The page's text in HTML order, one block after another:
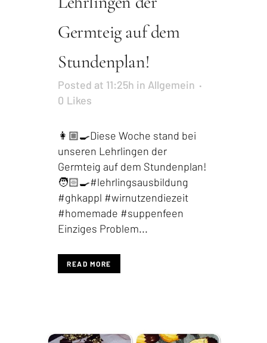
Germteig auf dem
Stundenplan!
Posted at 11:25h in Allgemein
0 Likes
👩🏼‍🍳Diese Woche stand bei
unseren Lehrlingen der
Germteig auf dem Stundenplan!
🧑🏻‍🍳#lehrlingsausbildung
#ghkappl #wirnutzendiezeit
#homemade #suppenfeen
Einziges Problem...
READ MORE